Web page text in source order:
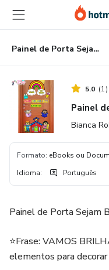
para
conteúdo
principal
para
pagamento
para
rodapé
Painel de Porta Sejam Bem-Vindos
5.0 (1)
Painel
Bianca
Formato: eBooks ou
Idioma: Português
Painel de Porta Sejam
⭐️Frase: VAMOS
elementos para decorar